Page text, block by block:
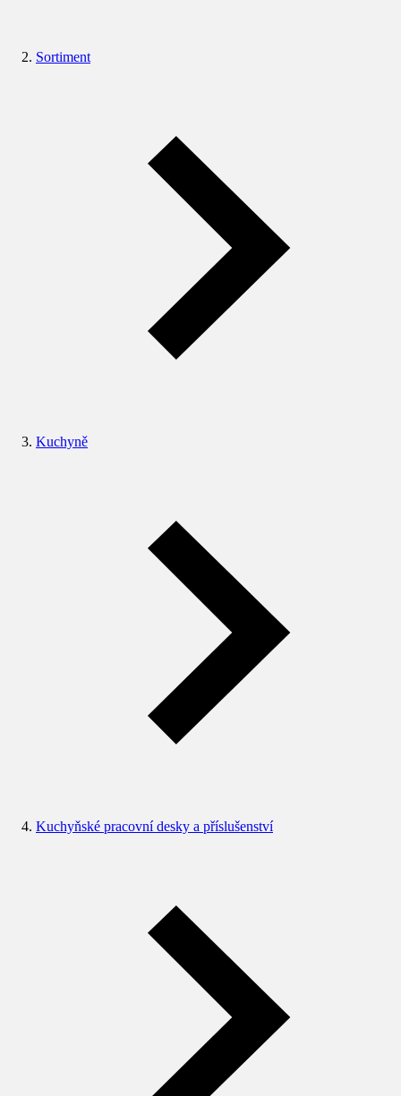
Sortiment
Kuchyně
Kuchyňské pracovní desky a příslušenství